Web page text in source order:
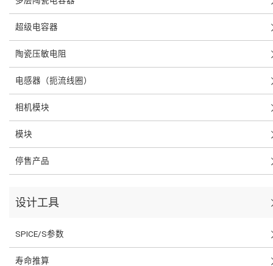
超级电容器
陶瓷压敏电阻
电感器（扼流线圈）
相机模块
模块
停售产品
设计工具
SPICE/S参数
寿命推算